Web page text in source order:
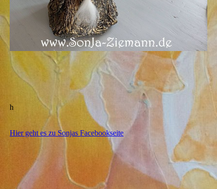
h
Hier geht es zu Sonjas Facebookseite